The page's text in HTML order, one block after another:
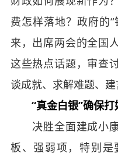
费怎样落地？政府的
来，出席两会的全国
这些热点话题，审查
谈成就、求解难题、建
“真金白银”确保
决胜全面建成小康
板、强弱项，特别